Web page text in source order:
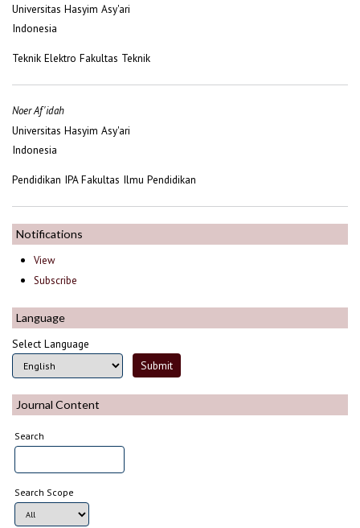
Universitas Hasyim Asy'ari
Indonesia
Teknik Elektro Fakultas Teknik
Noer Af'idah
Universitas Hasyim Asy'ari
Indonesia
Pendidikan IPA Fakultas Ilmu Pendidikan
Notifications
View
Subscribe
Language
Select Language
Journal Content
Search
Search Scope